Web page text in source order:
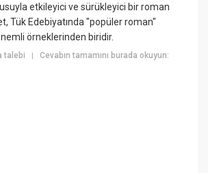
etkileyici ve sürükleyici bir roman
Tük Edebiyatında "popüler roman"
örneklerinden biridir.
talebi |Cevabın tamamını burada okuyun: